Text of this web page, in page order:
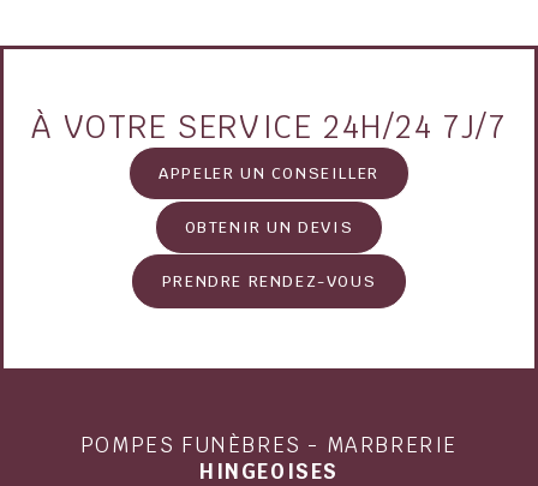
À VOTRE SERVICE 24H/24 7J/7
APPELER UN CONSEILLER
OBTENIR UN DEVIS
PRENDRE RENDEZ-VOUS
POMPES FUNÈBRES - MARBRERIE
HINGEOISES